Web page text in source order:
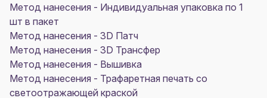
Метод нанесения - Индивидуальная упаковка по 1
шт в пакет
Метод нанесения - 3D Патч
Метод нанесения - 3D Трансфер
Метод нанесения - Вышивка
Метод нанесения - Трафаретная печать со
светоотражающей краской